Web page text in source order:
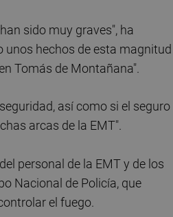
sido muy graves", ha
unos hechos de esta magnitud
Tomás de Montañana".
así como si el seguro
arcas de la EMT".
personal de la EMT y de los
Nacional de Policía, que
el fuego.